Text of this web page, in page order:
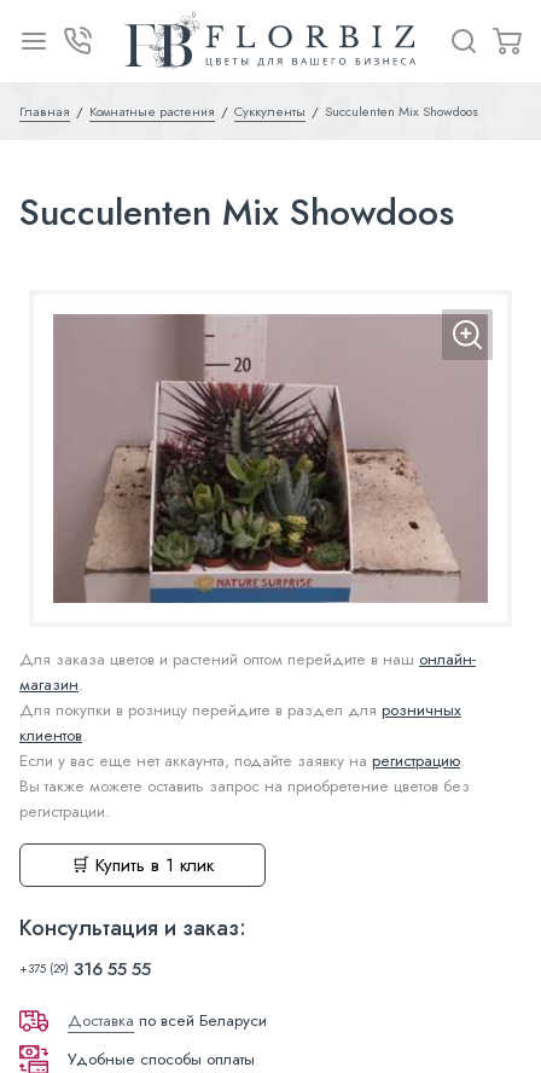
Главная Комнатные растения Суккуленты Succulenten Mix Showdoos
Succulenten Mix Showdoos
Для заказа цветов и растений оптом перейдите в наш онлайн-
магазин.
Для покупки в розницу перейдите в раздел для розничных
клиентов.
Если у вас еще нет аккаунта, подайте заявку на регистрацию.
Вы также можете оставить запрос на приобретение цветов без
регистрации.
🛒 Купить в 1 клик
Консультация и заказ:
+375 (29) 316 55 55
Доставка по всей Беларуси
Удобные способы оплаты